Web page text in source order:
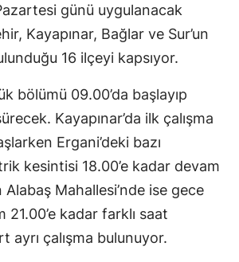
günü uygulanacak
Kayapınar, Bağlar ve Sur’un
16 ilçeyi kapsıyor.
bölümü 09.00’da başlayıp
Kayapınar’da ilk çalışma
Ergani’deki bazı
kesintisi 18.00’e kadar devam
Alabaş Mahallesi’nde ise gece
21.00’e kadar farklı saat
ayrı çalışma bulunuyor.